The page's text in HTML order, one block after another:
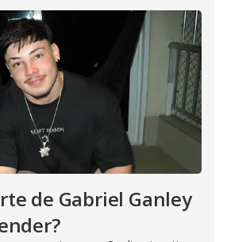
de Gabriel Ganley